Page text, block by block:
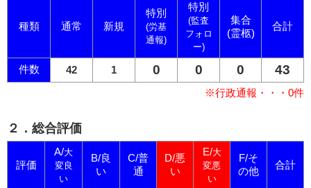
種類 通常 新規
特別
(労基
通報)
特別
(監査
フォロ
ー)
集合
(霊柩)
合計
件数 42 1 0 0 0 43
※行政通報・・・0件
２．総合評価
評価
A/大
変良
い
B/良
い
C/普
通
D/悪
い
E/大
変悪
い
F/そ
の他
合計